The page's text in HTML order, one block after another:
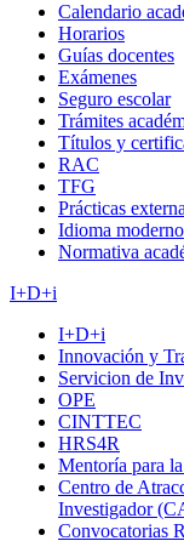
Calendario
Horarios
Guías docentes
Exámenes
Seguro escolar
Trámites
Títulos y
RAC
TFG
Prácticas
Idioma moderno
Normativa
I+D+i
I+D+i
Innovación y
Servicion de
OPE
CINTTEC
HRS4R
Mentoría para
Centro de
Investigador
Convocatorias